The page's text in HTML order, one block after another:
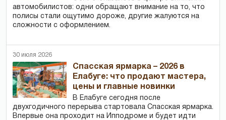
автомобилистов: одни обращают внимание на то, что
полисы стали ощутимо дороже, другие жалуются на
сложности с оформлением.
30 июля 2026
Спасская ярмарка – 2026 в
Елабуге: что продают мастера,
цены и главные новинки
В Елабуге сегодня после
двухгодичного перерыва стартовала Спасская ярмарка.
Впервые она проходит на Ипподроме и будет идти